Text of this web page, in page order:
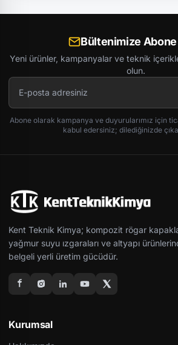
Bültenimize Abone
Yeni ürünler, kampanyalar ve teknik
olun.
Abone olarak kampanya ve duyurularımız için
kabul edersiniz; dilediğinizde
Kent Teknik Kimya; kompozit rögar
yağmur suyu ızgaraları ve altyapı
belgeli yerli üretim gücüdür.
Kurumsal